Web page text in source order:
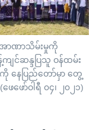
ာဏာသိမ်းမှုကို
ျင်ဆန္ဒပြသူ ဝန်ထမ်း
ကို နေပြည်တော်မှာ တွေ့
ဖေဖော်ဝါရီ ၀၄၊ ၂၀၂၁)